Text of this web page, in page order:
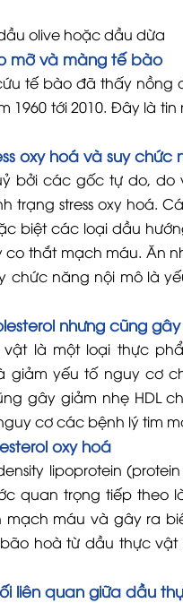
olive hoặc dầu dừa
mỡ và màng tế bào
tế bào đã thấy
tới 2010. Đây là
oxy hoá và suy
bởi các gốc tự do, do
trạng stress oxy hoá.
biệt các loại dầu
co thắt mạch máu. Ăn
chức năng nội mô là
nhưng cũng
là một loại thực
giảm yếu tố nguy cơ
gây giảm nhẹ HDL
cơ các bệnh lý tim
oxy hoá
lipoprotein
quan trọng tiếp theo
mạch máu và gây ra
hoà từ dầu thực vật
liên quan giữa dầu